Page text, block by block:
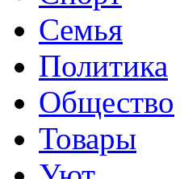
Семья
Политика
Общество
Товары